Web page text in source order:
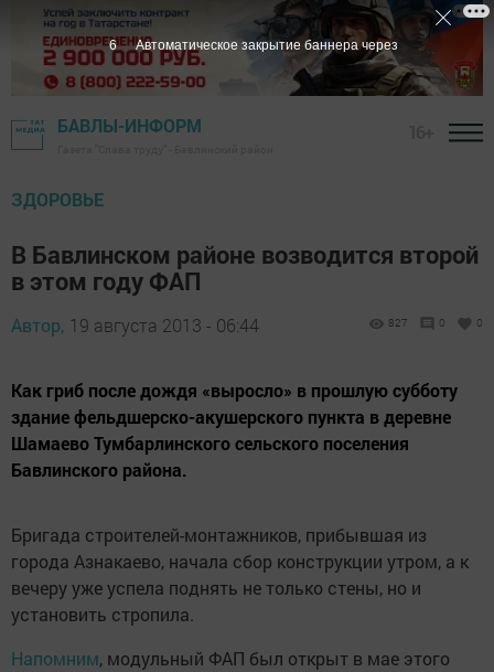
БАВЛЫ-ИНФОРМ
ЗДОРОВЬЕ
В Бавлинском районе возводится второй
в этом году ФАП
Автор, 19 августа 2013 - 06:44 827 0 0
Как гриб после дождя «выросло» в прошлую субботу
здание фельдшерско-акушерского пункта в деревне
Шамаево Тумбарлинского сельского поселения
Бавлинского района.
Бригада строителей-монтажников, прибывшая из
города Азнакаево, начала сбор конструкции утром, а к
вечеру уже успела поднять не только стены, но и
установить стропила.
Напомним, модульный ФАП был открыт в мае этого
5 Автоматическое закрытие баннера через